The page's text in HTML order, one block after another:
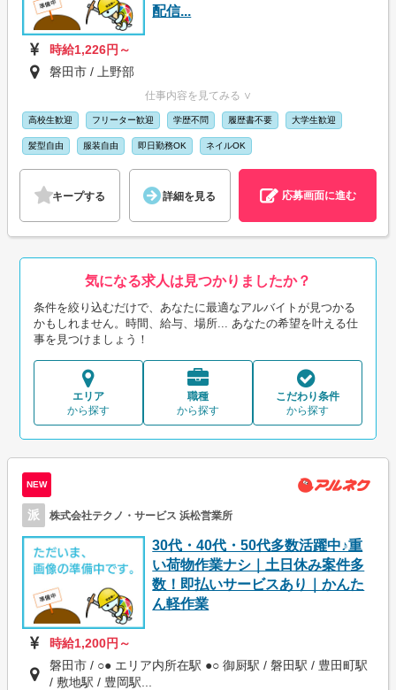
配信...
時給1,226円～
磐田市 / 上野部
仕事内容を見てみる ∨
高校生歓迎 フリーター歓迎 学歴不問 履歴書不要 大学生歓迎
髪型自由 服装自由 即日勤務OK ネイルOK
キープする 詳細を見る 応募画面に進む
気になる求人は見つかりましたか？
条件を絞り込むだけで、あなたに最適なアルバイトが見つかる
かもしれません。時間、給与、場所... あなたの希望を叶える仕
事を見つけましょう！
エリア
から探す
職種
から探す
こだわり条件
から探す
NEW
派 株式会社テクノ・サービス 浜松営業所
30代・40代・50代多数活躍中♪重
い荷物作業ナシ｜土日休み案件多
数！即払いサービスあり｜かんた
ん軽作業
時給1,200円～
磐田市 / ○● エリア内所在駅 ●○ 御厨駅 / 磐田駅 / 豊田町駅
/ 敷地駅 / 豊岡駅...